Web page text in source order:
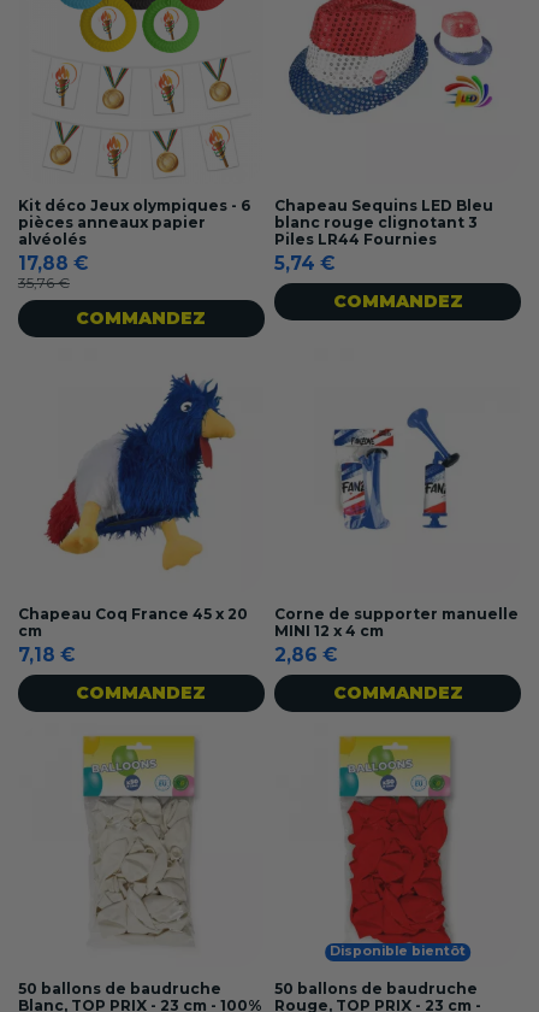
Kit déco Jeux olympiques - 6
pièces anneaux papier
alvéolés
17,88 €
35,76 €
COMMANDEZ
Chapeau Sequins LED Bleu
blanc rouge clignotant 3
Piles LR44 Fournies
5,74 €
COMMANDEZ
Chapeau Coq France 45 x 20
cm
7,18 €
COMMANDEZ
Corne de supporter manuelle
MINI 12 x 4 cm
2,86 €
COMMANDEZ
50 ballons de baudruche
Blanc, TOP PRIX - 23 cm - 100%
Disponible bientôt
50 ballons de baudruche
Rouge, TOP PRIX - 23 cm -